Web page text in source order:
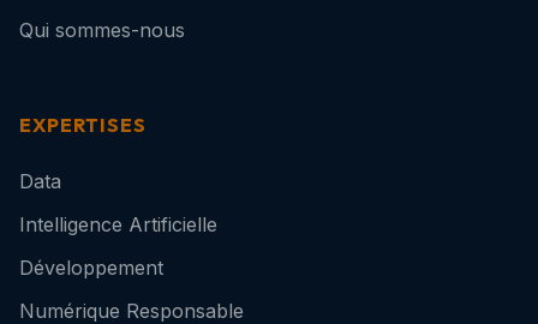
Qui sommes-nous
EXPERTISES
Data
Intelligence Artificielle
Développement
Numérique Responsable